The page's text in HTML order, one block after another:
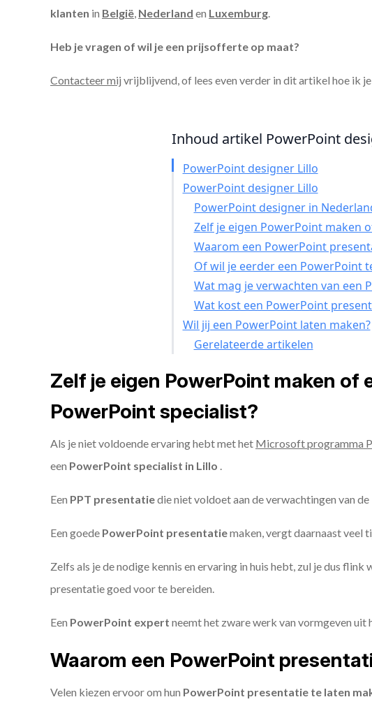
klanten in België, Nederland en Luxemburg.
Heb je vragen of wil je een prijsofferte op maat?
Contacteer mij vrijblijvend, of lees even verder in dit artikel hoe ik
Inhoud artikel PowerPoint
PowerPoint designer Lillo
PowerPoint designer Lillo
PowerPoint designer in
Zelf je eigen PowerPoint maken
Waarom een PowerPoint
Of wil je eerder een PowerPoint
Wat mag je verwachten van een
Wat kost een PowerPoint
Wil jij een PowerPoint laten maken?
Gerelateerde artikelen
Zelf je eigen PowerPoint maken
PowerPoint specialist?
Als je niet voldoende ervaring hebt met het Microsoft programma
een PowerPoint specialist in Lillo .
Een PPT presentatiedie niet voldoet aan de verwachtingen van
Een goede PowerPoint presentatiemaken, vergt daarnaast veel
Zelfs als je de nodige kennis en ervaring in huis hebt, zul je dus
presentatie goed voor te bereiden.
Een PowerPoint expert neemt het zware werk van vormgeven uit
Waarom een PowerPoint
Velen kiezen ervoor om hun PowerPoint presentatie te laten